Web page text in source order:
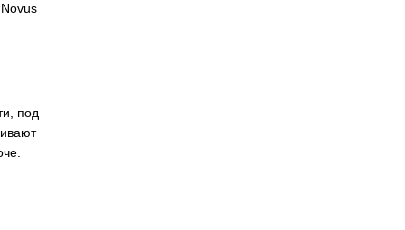
под